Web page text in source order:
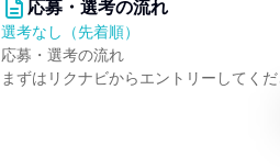
応募・選考の流れ
選考なし（先着順）
応募・選考の流れ
まずはリクナビからエントリーしてくだ